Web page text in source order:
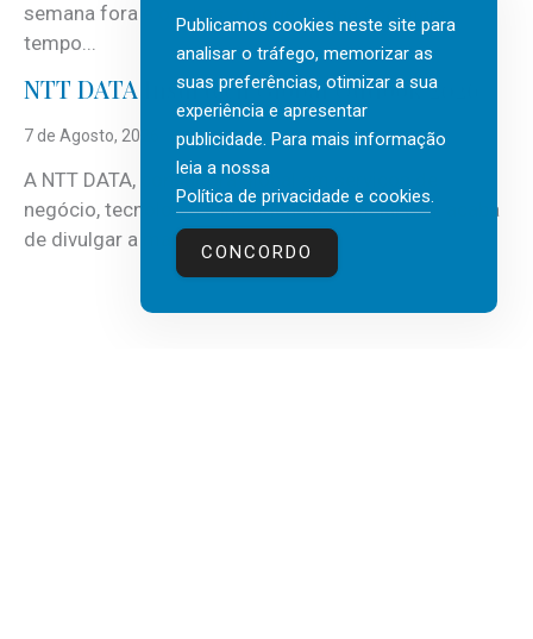
semana fora e os dias em que a casa fica mais
tempo...
NTT DATA Insurtech Global Outlook 2026
7 de Agosto, 2026
A NTT DATA, consultora global em serviços de
negócio, tecnologia e inteligência artificial (IA), acaba
de divulgar a mais recente...
Publicamos cookies neste site para
analisar o tráfego, memorizar as
suas preferências, otimizar a sua
experiência e apresentar
publicidade. Para mais informação
leia a nossa
Política de privacidade e cookies.
CONCORDO